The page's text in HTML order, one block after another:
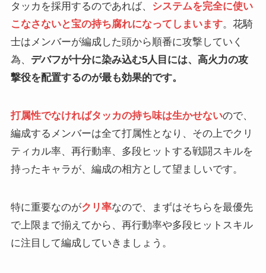
タッカを採用するのであれば、 システムを完全に使い
こなさないと宝の持ち腐れになってしまいます。花騎
士はメンバーが編成した頭から順番に攻撃していく
為、 デバフが十分に染み込む5人目には、高火力の攻
撃役を配置するのが最も効果的です。
打属性でなければタッカの持ち味は生かせないので、
編成するメンバーは全て打属性となり、その上でクリ
ティカル率、再行動率、多段ヒットする戦闘スキルを
持ったキャラが、編成の相方として望ましいです。
特に重要なのがクリ率なので、まずはそちらを最優先
で上限まで揃えてから、再行動率や多段ヒットスキル
に注目して編成していきましょう。